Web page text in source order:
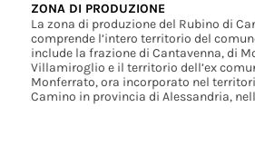
ZONA DI PRODUZIONE
La zona di produzione del Rubino di
comprende l’intero territorio del
include la frazione di Cantavenna, di
Villamiroglio e il territorio dell’ex
Monferrato, ora incorporato nel
Camino in provincia di Alessandria,